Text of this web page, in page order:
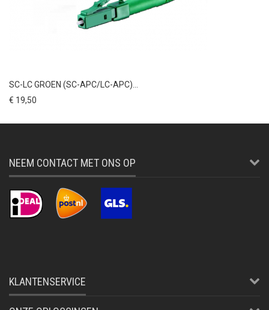
SC-LC GROEN (SC-APC/LC-APC)...
€ 19,50
NEEM CONTACT MET ONS OP
KLANTENSERVICE